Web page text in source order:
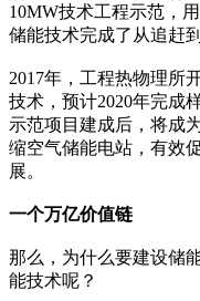
10MW技术工程示范，
储能技术完成了从追赶
2017年，工程热物理所
技术，预计2020年完成
示范项目建成后，将成
缩空气储能电站，有效
展。
一个万亿价值链
那么，为什么要建设储
能技术呢？